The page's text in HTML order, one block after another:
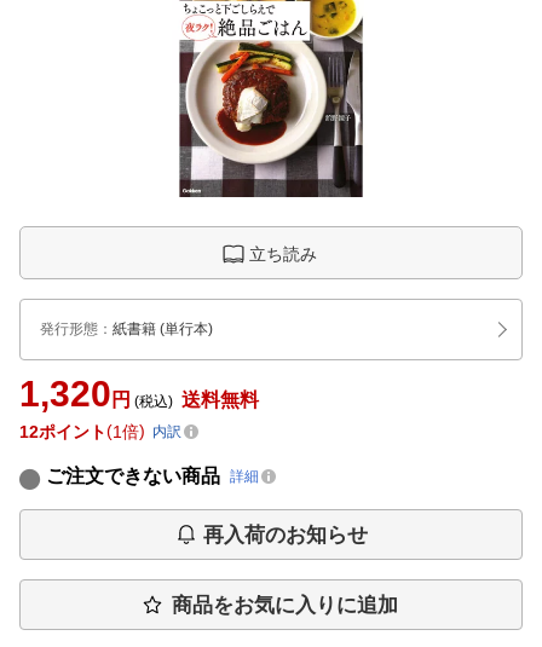
立ち読み
発行形態 ： 紙書籍 (単行本)
1,320 円 (税込) 送料無料
12ポイント 1倍 内訳
ご注文できない商品 詳細
再入荷のお知らせ
商品をお気に入りに追加